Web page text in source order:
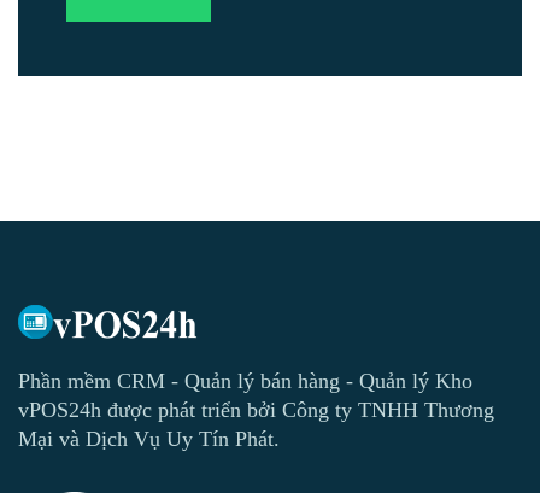
Phần mềm CRM - Quản lý bán hàng - Quản lý Kho
vPOS24h được phát triển bởi Công ty TNHH Thương
Mại và Dịch Vụ Uy Tín Phát.